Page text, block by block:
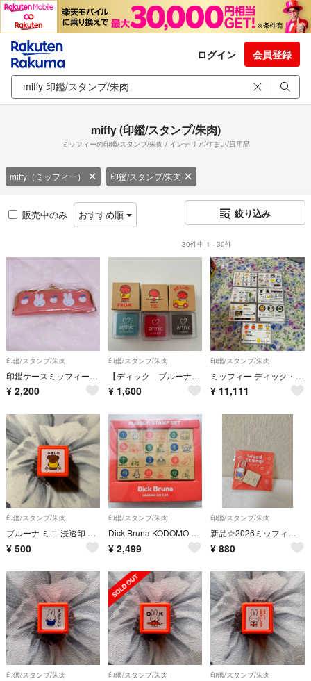
ログイン 会員登録
miffy (印鑑/スタンプ/朱肉)
ミッフィーの印鑑/スタンプ/朱肉 / インテリア/住まい/日用品
miffy（ミッフィー） 印鑑/スタンプ/朱肉
販売中のみ おすすめ順 絞り込み
30件中 1 - 30件
印鑑/スタンプ/朱肉
印鑑ケースミッフィーはんなりOR DBM-3343
¥ 2,200
印鑑/スタンプ/朱肉
【ディック ブルーナ】スタンプ インクセット
¥ 1,600
印鑑/スタンプ/朱肉
ミッフィー ディック・ブルーナ スタンプセット 7個セット レトロ 廃盤
¥ 11,111
印鑑/スタンプ/朱肉
ブルーナ ミニ 浸透印 ミッフィ みました スタンプ ボリス
¥ 500
印鑑/スタンプ/朱肉
Dick Bruna KODOMO NO KAO ラバー スタンプセット
¥ 2,499
印鑑/スタンプ/朱肉
新品☆2026ミッフィーザッカフェスタ☆ウッドスタンプ
¥ 880
印鑑/スタンプ/朱肉 印鑑/スタンプ/朱肉 印鑑/スタンプ/朱肉